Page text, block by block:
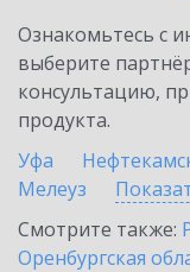
Ознакомьтесь с
выберите
консультацию,
продукта.
Уфа
Мелеуз
Смотрите также:
Оренбургская